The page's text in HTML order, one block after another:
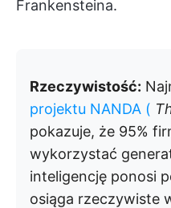
Frankensteina.
Rzeczywistość:
projektu NANDA (
pokazuje, że 95%
wykorzystać
inteligencję ponosi
osiąga rzeczywiste